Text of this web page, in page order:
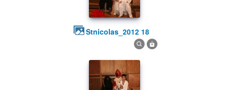
stnicolas_2012 18